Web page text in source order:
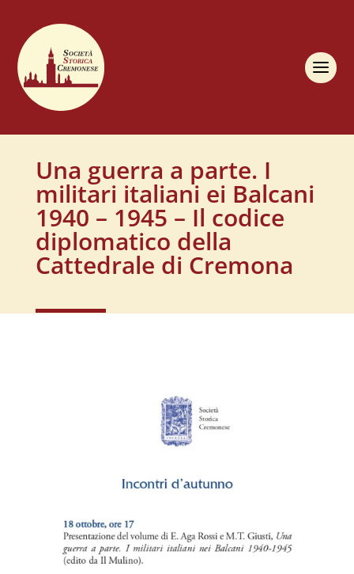
Una guerra a parte. I
militari italiani ei Balcani
1940 – 1945 – Il codice
diplomatico della
Cattedrale di Cremona